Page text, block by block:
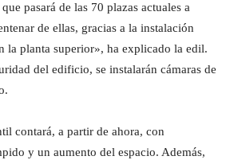
pasará de las 70 plazas actuales a
de ellas, gracias a la instalación
la planta superior», ha explicado la edil.
del edificio, se instalarán cámaras de
contará, a partir de ahora, con
y un aumento del espacio. Además,